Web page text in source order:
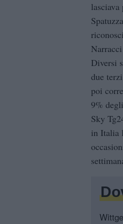
lasciava
Diversi
due
poi
9%
Sky
in Italia